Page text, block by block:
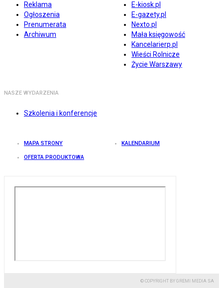
Reklama
Ogłoszenia
Prenumerata
Archiwum
E-kiosk.pl
E-gazety.pl
Nexto.pl
Mała księgowość
Kancelarierp.pl
Wieści Rolnicze
Życie Warszawy
NASZE WYDARZENIA
Szkolenia i konferencje
MAPA STRONY KALENDARIUM
OFERTA PRODUKTOWA
© COPYRIGHT BY GREMI MEDIA SA